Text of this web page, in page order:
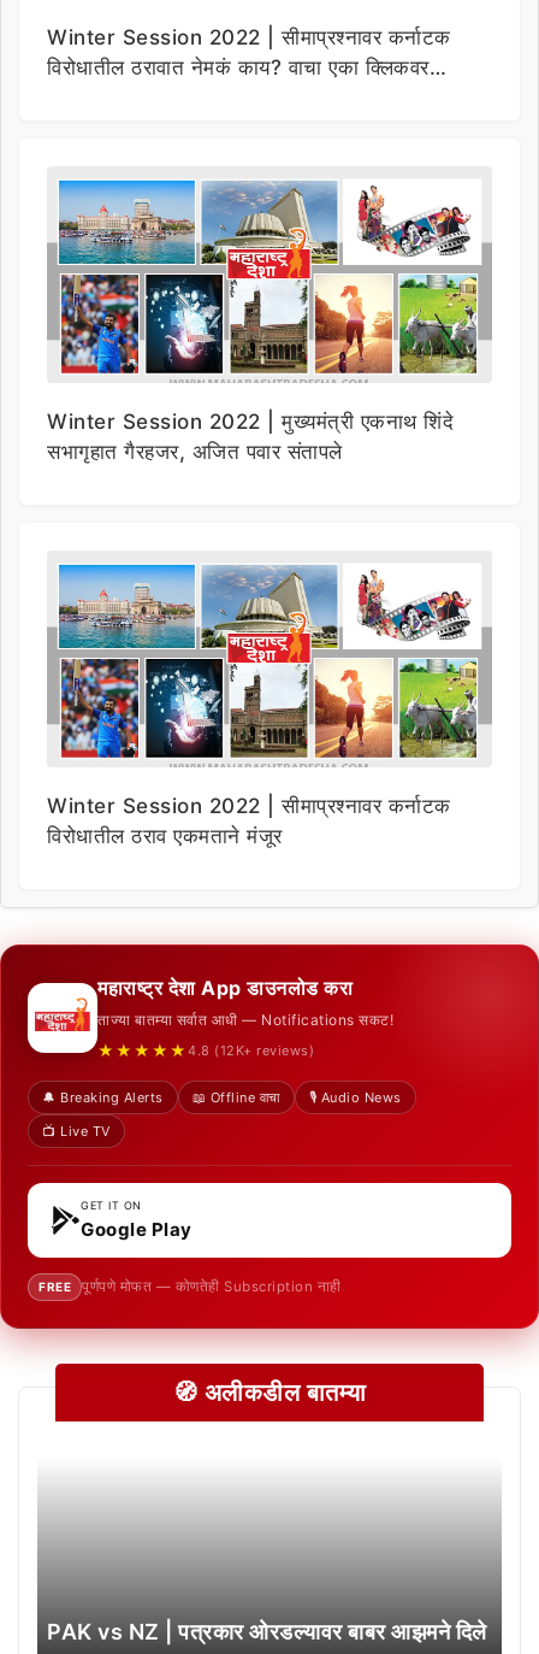
Winter Session 2022 | सीमाप्रश्नावर कर्नाटक
विरोधातील ठरावात नेमकं काय? वाचा एका क्लिकवर…
Winter Session 2022 | मुख्यमंत्री एकनाथ शिंदे
सभागृहात गैरहजर, अजित पवार संतापले
Winter Session 2022 | सीमाप्रश्नावर कर्नाटक
विरोधातील ठराव एकमताने मंजूर
महाराष्ट्र देशा App डाउनलोड करा
ताज्या बातम्या सर्वात आधी — Notifications सकट!
★★★★★ 4.8 (12K+ reviews)
🔔 Breaking Alerts 📖 Offline वाचा
🎙️ Audio News
📺 Live TV
GET IT ON
Google Play
FREE पूर्णपणे मोफत — कोणतेही Subscription नाही
🧭 अलीकडील बातम्या
PAK vs NZ | पत्रकार ओरडल्यावर बाबर आझमने दिले